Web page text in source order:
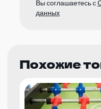
Вы соглашаетесь с
данных
Похожие